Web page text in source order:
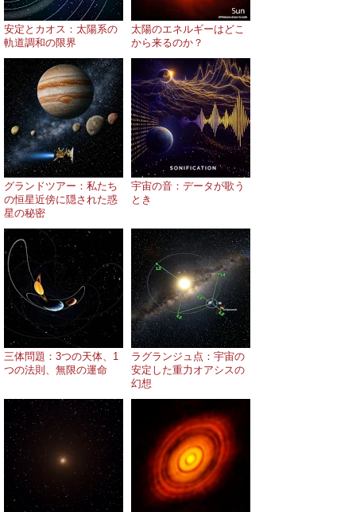
安定とカオス：太陽系の
軌道調和の限界
太陽のエネルギーはどこ
から来るのか？
グランドツアー：私たち
の恒星近傍に隠された惑
星の秘密
宇宙の音：データが歌う
とき
三体問題：3つの天体、1
つの法則、無限の運命
ラグランジュ点：宇宙の
安定した重力オアシスの
幻想